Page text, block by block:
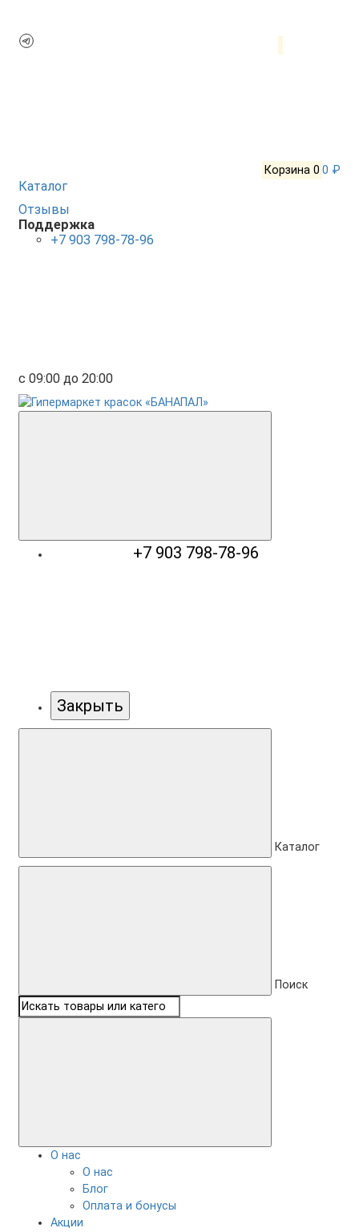
Корзина 0 0 ₽
Каталог
Отзывы
Поддержка
+7 903 798-78-96
с 09:00 до 20:00
+7 903 798-78-96
Закрыть
Каталог
Поиск
О нас
О нас
Блог
Оплата и бонусы
Акции